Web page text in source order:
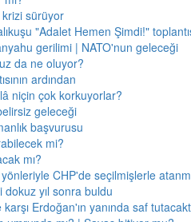
krizi sürüyor
"Adalet Hemen Şimdi!"
gerilimi | NATO'nun geleceği
da ne oluyor?
ardından
niçin çok korkuyorlar?
geleceği
başvurusu
mi?
mı?
CHP'de seçilmişlerle
dokuz yıl sonra buldu
Erdoğan'ın yanında saf